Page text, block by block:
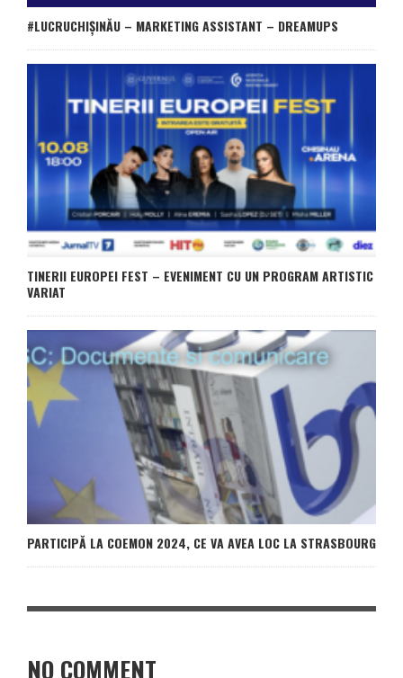
#LUCRUCHIȘINĂU – MARKETING ASSISTANT – DREAMUPS
TINERII EUROPEI FEST – EVENIMENT CU UN PROGRAM ARTISTIC
VARIAT
PARTICIPĂ LA COEMON 2024, CE VA AVEA LOC LA STRASBOURG
NO COMMENT